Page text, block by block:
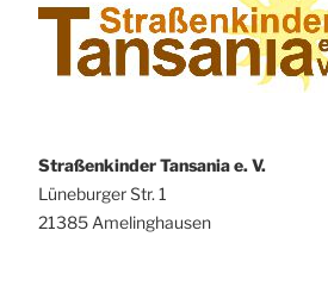
Straßenkinder Tansania e. V.
Lüneburger Str. 1
21385 Amelinghausen